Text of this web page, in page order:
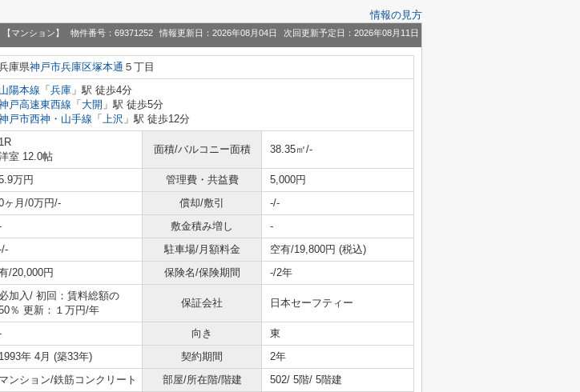
情報の見方
【マンション】 物件番号：69371252 情報更新日：2026年08月04日 次回更新予定日：2026年08月11日
庫県神戸市兵庫区塚本通 ５丁目
山陽本線 「 兵庫 」駅 徒歩4分
戸高速東西線 「 大開 」駅 徒歩5分
戸市西神・山手線 「 上沢 」駅 徒歩12分
1R
室 12.0帖
面積/バルコニー面積 38.35㎡/-
万円 管理費・共益費
5,000円
ヶ月/0万円/- 償却/敷引
-/-
敷金積み増し
-
駐車場/月額料金
空有/19,800円 (税込)
/20,000円 保険名/保険期間 -/2年
必加入/ 初回：賃料総額の
％ 更新：１万円/年
保証会社 日本セーフティー
向き
東
1993年 4月 (築33年) 契約期間
2年
マンション/鉄筋コンクリート 部屋/所在階/階建
502/ 5階/ 5階建